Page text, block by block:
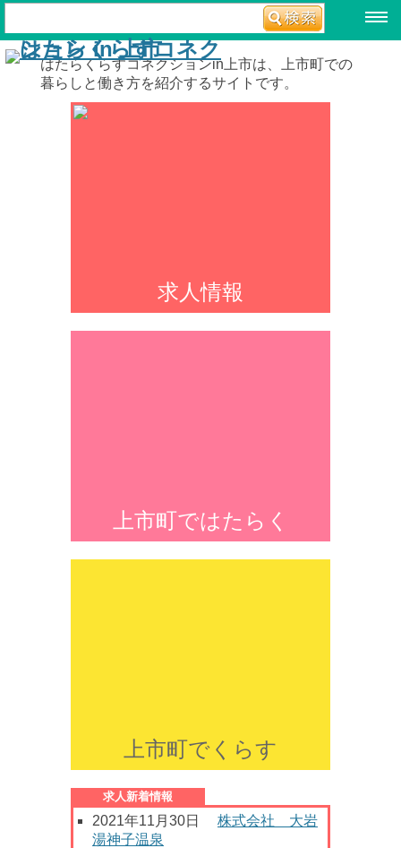
はたらくらすコネクションin上市は、上市町での
暮らしと働き方を紹介するサイトです。
求人情報
上市町ではたらく
上市町でくらす
求人新着情報
2021年11月30日 株式会社 大岩
湯神子温泉